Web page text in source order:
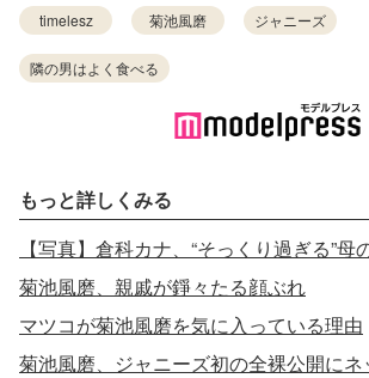
timelesz 菊池風磨 ジャニーズ
隣の男はよく食べる
もっと詳しくみる
【写真】倉科カナ、“そっくり過ぎる”母
菊池風磨、親戚が錚々たる顔ぶれ
マツコが菊池風磨を気に入っている理由